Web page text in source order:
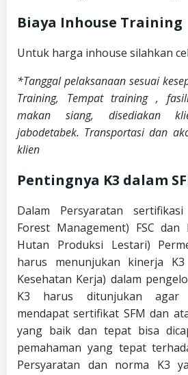
Biaya Inhouse Training
Untuk harga inhouse silahkan
*Tanggal pelaksanaan sesuai
Training, Tempat training ,
makan siang, disediakan
jabodetabek. Transportasi dan
klien
Pentingnya K3 dalam
Dalam Persyaratan
Forest Management) FSC dan
Hutan Produksi Lestari)
harus menunjukan kinerja K3
Kesehatan Kerja) dalam
K3 harus ditunjukan agar
mendapat sertifikat SFM dan
yang baik dan tepat bisa
pemahaman yang tepat
Persyaratan dan norma K3